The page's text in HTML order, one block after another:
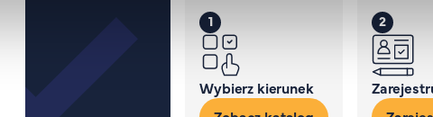
1
Wybierz kierunek
2